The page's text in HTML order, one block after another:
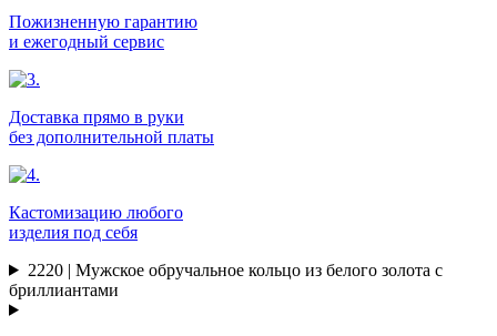
Пожизненную гарантию
и ежегодный сервис
Доставка прямо в руки
без дополнительной платы
Кастомизацию любого
изделия под себя
2220 | Мужское обручальное кольцо из белого золота с
бриллиантами